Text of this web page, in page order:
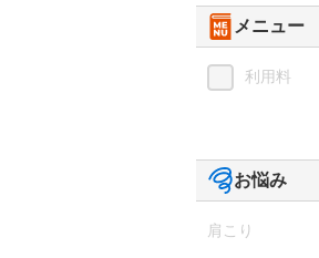
メニュー
利用料
お悩み
肩こり